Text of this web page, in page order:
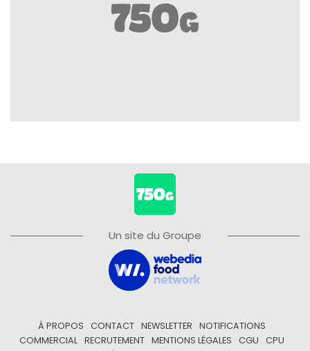
Un site du Groupe
À PROPOS CONTACT NEWSLETTER
NOTIFICATIONS
COMMERCIAL
RECRUTEMENT MENTIONS LÉGALES CGU
CPU